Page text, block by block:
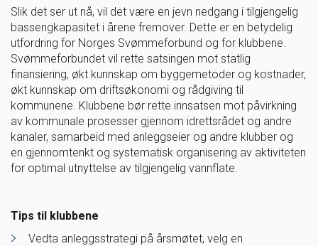
Slik det ser ut nå, vil det være en jevn nedgang i tilgjengelig
bassengkapasitet i årene fremover. Dette er en betydelig
utfordring for Norges Svømmeforbund og for klubbene.
Svømmeforbundet vil rette satsingen mot statlig
finansiering, økt kunnskap om byggemetoder og kostnader,
økt kunnskap om driftsøkonomi og rådgiving til
kommunene. Klubbene bør rette innsatsen mot påvirkning
av kommunale prosesser gjennom idrettsrådet og andre
kanaler, samarbeid med anleggseier og andre klubber og
en gjennomtenkt og systematisk organisering av aktiviteten
for optimal utnyttelse av tilgjengelig vannflate.
Tips til klubbene
Vedta anleggsstrategi på årsmøtet, velg en